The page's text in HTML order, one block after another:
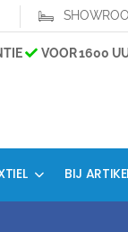
VOOR 1600
BIJ